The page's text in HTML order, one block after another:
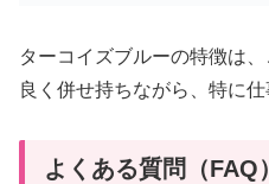
ターコイズブルーの特徴は
良く併せ持ちながら、特に
よくある質問（FAQ）